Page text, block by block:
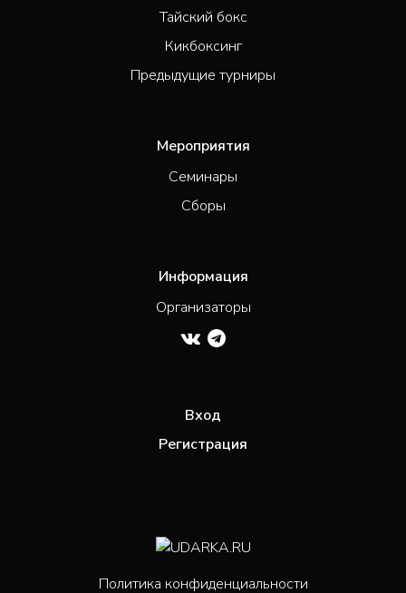
Тайский бокс
Кикбоксинг
Предыдущие турниры
Мероприятия
Семинары
Сборы
Информация
Организаторы
Вход
Регистрация
Политика конфиденциальности